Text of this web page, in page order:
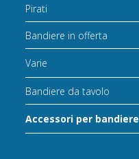
Pirati
Bandiere in offerta
Varie
Bandiere da tavolo
Accessori per bandiere